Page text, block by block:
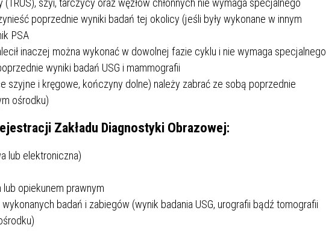
szyi, tarczycy oraz węzłów chłonnych nie wymaga specjalnego
poprzednie wyniki badań tej okolicy (jeśli były wykonane w innym
PSA
inaczej można wykonać w dowolnej fazie cyklu i nie wymaga specjalnego
wyniki badań USG i mammografii
szyjne i kręgowe, kończyny dolne) należy zabrać ze sobą poprzednie
ośrodku)
Zakładu Diagnostyki Obrazowej:
lub elektroniczna)
lub opiekunem prawnym
badań i zabiegów (wynik badania USG, urografii bądź tomografii